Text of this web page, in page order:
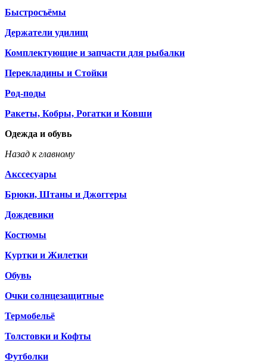
Быстросъёмы
Держатели удилищ
Комплектующие и запчасти для рыбалки
Перекладины и Стойки
Род-поды
Ракеты, Кобры, Рогатки и Ковши
Одежда и обувь
Назад к главному
Акссесуары
Брюки, Штаны и Джоггеры
Дождевики
Костюмы
Куртки и Жилетки
Обувь
Очки солнцезащитные
Термобельё
Толстовки и Кофты
Футболки